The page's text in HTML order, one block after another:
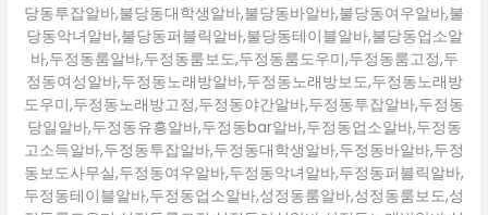
당동투잡알바,불당동대학생알바,불당동바알바,불당동여우알바,불
당동악녀알바,불당동퍼블릭알바,불당동테이블알바,불당동업소알
바,두정동룸알바,두정동룸보도,두정동룸도우미,두정동룸고정,두
정동여성알바,두정동노래방알바,두정동노래방보도,두정동노래방
도우미,두정동노래방고정,두정동야간알바,두정동투잡알바,두정동
당일알바,두정동유흥알바,두정동bar알바,두정동업소알바,두정동
고소득알바,두정동투잡알바,두정동대학생알바,두정동바알바,두정
동보도사무실,두정동여우알바,두정동악녀알바,두정동퍼블릭알바,
두정동테이블알바,두정동업소알바,성정동룸알바,성정동룸보도,성